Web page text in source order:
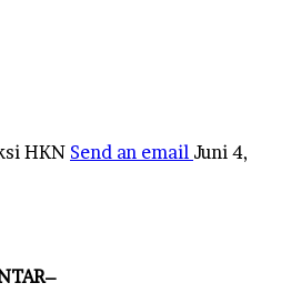
HKN Send an email Juni 4,